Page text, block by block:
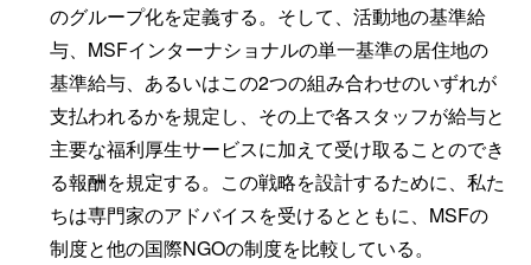
のグループ化を定義する。そして、活動地の基準給
与、MSFインターナショナルの単一基準の居住地の
基準給与、あるいはこの2つの組み合わせのいずれが
支払われるかを規定し、その上で各スタッフが給与と
主要な福利厚生サービスに加えて受け取ることのでき
る報酬を規定する。この戦略を設計するために、私た
ちは専門家のアドバイスを受けるとともに、MSFの
制度と他の国際NGOの制度を比較している。